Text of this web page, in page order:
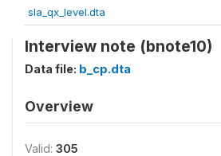
sla_qx_level.dta
Interview note (bnote10)
Data file: b_cp.dta
Overview
Valid: 305